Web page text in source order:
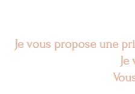
Je vous propose une
Je